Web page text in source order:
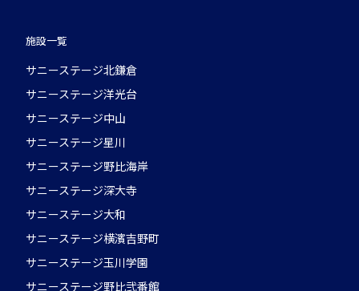
施設一覧
サニーステージ北鎌倉
サニーステージ洋光台
サニーステージ中山
サニーステージ星川
サニーステージ野比海岸
サニーステージ深大寺
サニーステージ大和
サニーステージ横濱吉野町
サニーステージ玉川学園
サニーステージ野比弐番館